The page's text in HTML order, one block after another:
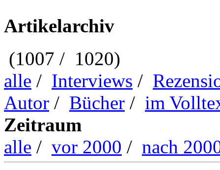
Artikelarchiv
(1007 / 1020)
alle / Interviews /
Autor / Bücher / im
Zeitraum
alle / vor 2000 / nach